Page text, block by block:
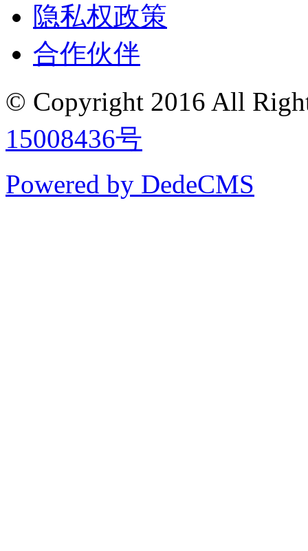
隐私权政策
合作伙伴
© Copyright 2016 All
15008436号
Powered by DedeCMS